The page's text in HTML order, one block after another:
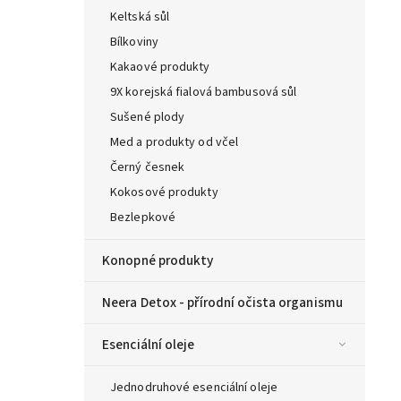
Keltská sůl
Bílkoviny
Kakaové produkty
9X korejská fialová bambusová sůl
Sušené plody
Med a produkty od včel
Černý česnek
Kokosové produkty
Bezlepkové
Konopné produkty
Neera Detox - přírodní očista organismu
Esenciální oleje
Jednodruhové esenciální oleje